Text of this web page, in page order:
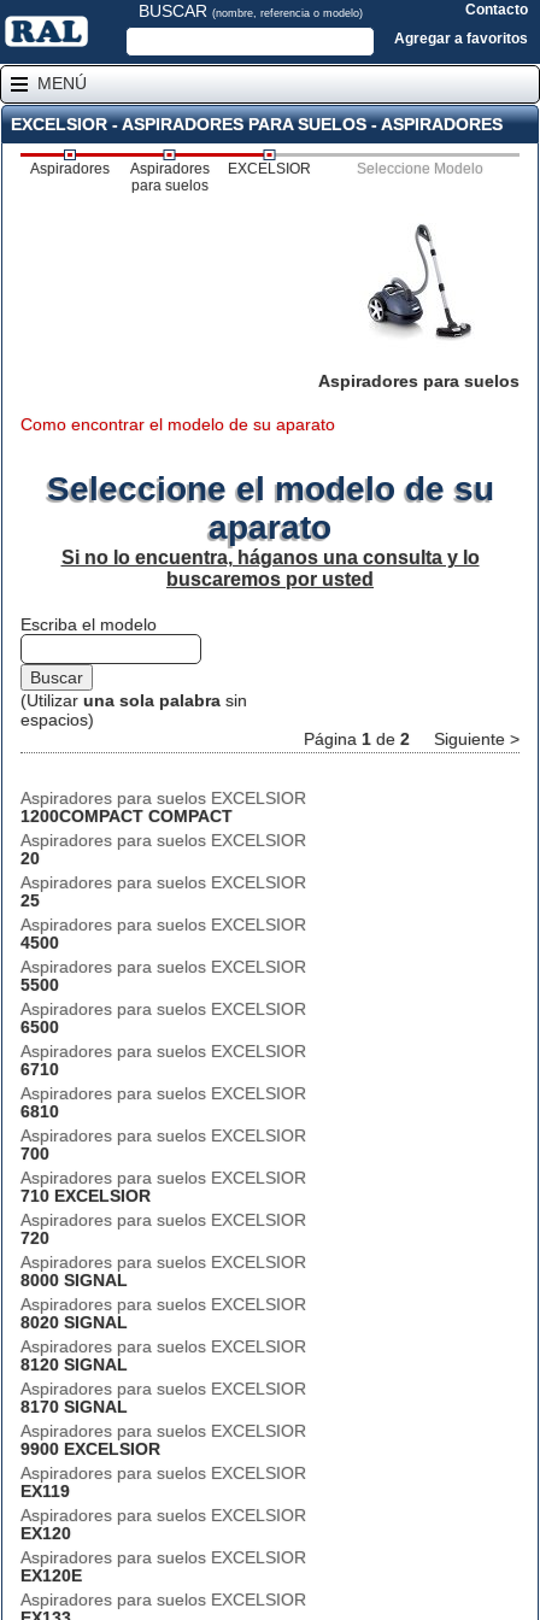
BUSCAR (nombre, referencia o modelo)
Contacto
Agregar a favoritos
MENÚ
EXCELSIOR - ASPIRADORES PARA SUELOS - ASPIRADORES
Aspiradores
Aspiradores
para suelos
EXCELSIOR Seleccione Modelo
Aspiradores para suelos
Como encontrar el modelo de su aparato
Seleccione el modelo de su
aparato
Si no lo encuentra, háganos una consulta y lo
buscaremos por usted
Escriba el modelo
(Utilizar una sola palabra sin
espacios)
Página 1 de 2 Siguiente >
Aspiradores para suelos EXCELSIOR
1200COMPACT COMPACT
Aspiradores para suelos EXCELSIOR
20
Aspiradores para suelos EXCELSIOR
25
Aspiradores para suelos EXCELSIOR
4500
Aspiradores para suelos EXCELSIOR
5500
Aspiradores para suelos EXCELSIOR
6500
Aspiradores para suelos EXCELSIOR
6710
Aspiradores para suelos EXCELSIOR
6810
Aspiradores para suelos EXCELSIOR
700
Aspiradores para suelos EXCELSIOR
710 EXCELSIOR
Aspiradores para suelos EXCELSIOR
720
Aspiradores para suelos EXCELSIOR
8000 SIGNAL
Aspiradores para suelos EXCELSIOR
8020 SIGNAL
Aspiradores para suelos EXCELSIOR
8120 SIGNAL
Aspiradores para suelos EXCELSIOR
8170 SIGNAL
Aspiradores para suelos EXCELSIOR
9900 EXCELSIOR
Aspiradores para suelos EXCELSIOR
EX119
Aspiradores para suelos EXCELSIOR
EX120
Aspiradores para suelos EXCELSIOR
EX120E
Aspiradores para suelos EXCELSIOR